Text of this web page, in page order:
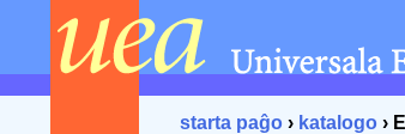
starta paĝo › katalogo ›